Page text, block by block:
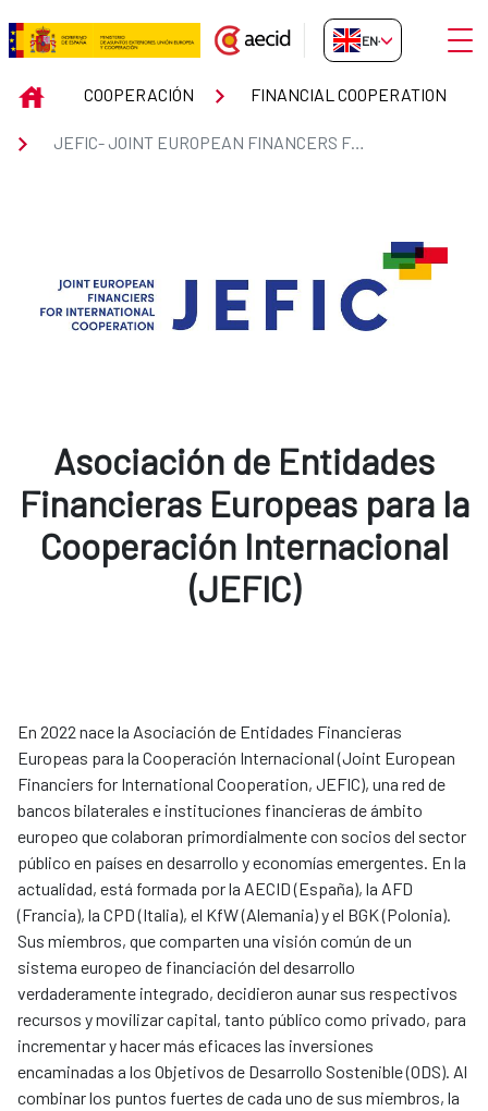
Skip to Main Content
JEFIC- JOINT EUROPEAN
EN-GB
INICIOCOOPERACIÓN FINANCIAL COOPERATION
JEFIC- JOINT EUROPEAN FINANCERS FOR INTERNATIONAL COOPERATION
Asociación de Entidades
Financieras Europeas para la
Cooperación Internacional
(JEFIC)
En 2022 nace la Asociación de Entidades Financieras
Europeas para la Cooperación Internacional (Joint European
Financiers for International Cooperation, JEFIC), una red de
bancos bilaterales e instituciones financieras de ámbito
europeo que colaboran primordialmente con socios del sector
público en países en desarrollo y economías emergentes. En la
actualidad, está formada por la AECID (España), la AFD
(Francia), la CPD (Italia), el KfW (Alemania) y el BGK (Polonia).
Sus miembros, que comparten una visión común de un
sistema europeo de financiación del desarrollo
verdaderamente integrado, decidieron aunar sus respectivos
recursos y movilizar capital, tanto público como privado, para
incrementar y hacer más eficaces las inversiones
encaminadas a los Objetivos de Desarrollo Sostenible (ODS). Al
combinar los puntos fuertes de cada uno de sus miembros, la